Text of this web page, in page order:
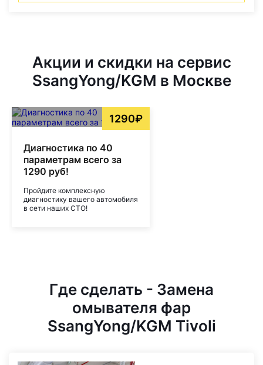
Акции и скидки на сервис
SsangYong/KGM в Москве
1290₽
Диагностика по 40
параметрам всего за
1290 руб!
Пройдите комплексную
диагностику вашего автомобиля
в сети наших СТО!
Где сделать - Замена
омывателя фар
SsangYong/KGM Tivoli